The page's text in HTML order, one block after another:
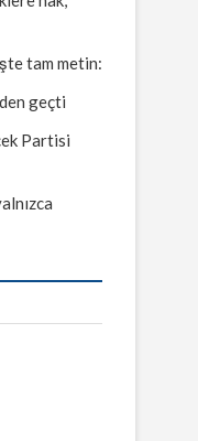
tam metin:
geçti
Partisi